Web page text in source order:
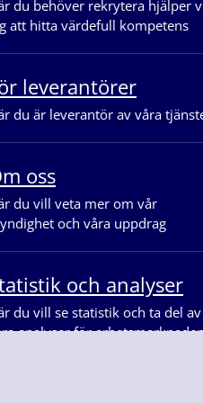
du behöver rekrytera hjälper
att hitta värdefull kompetens
leverantörer
du är leverantör av våra
oss
du vill veta mer om vår
och våra uppdrag
och analyser
du vill se statistik och ta del av
analyser för